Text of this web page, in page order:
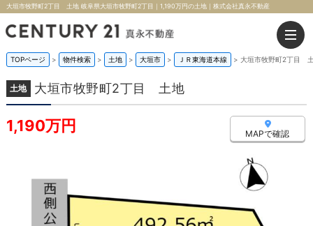
大垣市牧野町2丁目 土地 岐阜県大垣市牧野町2丁目｜1,190万円の土地｜株式会社真永不動産
TOPページ > 物件検索 > 土地 > 大垣市 > ＪＲ東海道本線 > 大垣市牧野町2丁目
土地 大垣市牧野町2丁目 土地
1,190万円 MAPで確認